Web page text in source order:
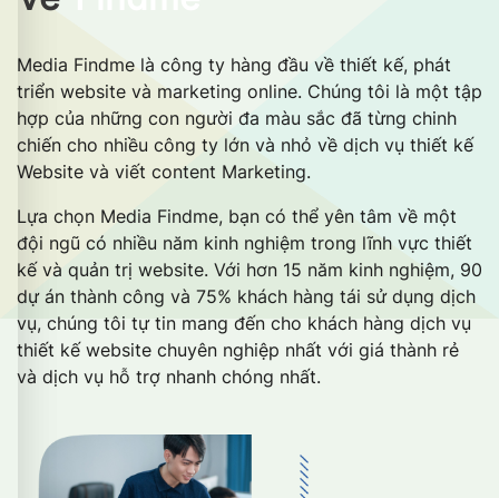
Media Findme là công ty hàng đầu về thiết kế, phát
triển website và marketing online. Chúng tôi là một tập
hợp của những con người đa màu sắc đã từng chinh
chiến cho nhiều công ty lớn và nhỏ về dịch vụ thiết kế
Website và viết content Marketing.
Lựa chọn Media Findme, bạn có thể yên tâm về một
đội ngũ có nhiều năm kinh nghiệm trong lĩnh vực thiết
kế và quản trị website. Với hơn 15 năm kinh nghiệm, 90
dự án thành công và 75% khách hàng tái sử dụng dịch
vụ, chúng tôi tự tin mang đến cho khách hàng dịch vụ
thiết kế website chuyên nghiệp nhất với giá thành rẻ
và dịch vụ hỗ trợ nhanh chóng nhất.